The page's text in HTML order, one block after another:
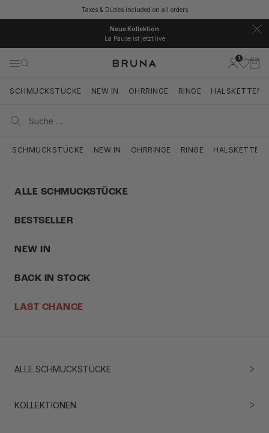
Taxes & Duties included on all orders
Neue Kollektion
La Pause ist jetzt live
BRUNA
Navigationsmenü öffnen
Suche öffnen
1
Suche
SCHMUCKSTÜCKE NEW IN OHRRINGE RINGE HALSKETTEN
SCHMUCKSTÜCKE NEW IN OHRRINGE RINGE HALSKETTEN
ALLE SCHMUCKSTÜCKE
BESTSELLER
NEW IN
BACK IN STOCK
LAST CHANCE
ALLE SCHMUCKSTÜCKE
KOLLEKTIONEN